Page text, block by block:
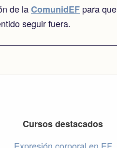
de laComunidEF para que
seguir fuera.
Cursos destacados